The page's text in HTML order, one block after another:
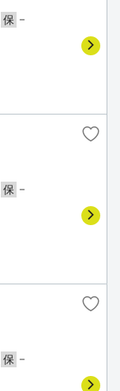
保 －
保 －
保 －